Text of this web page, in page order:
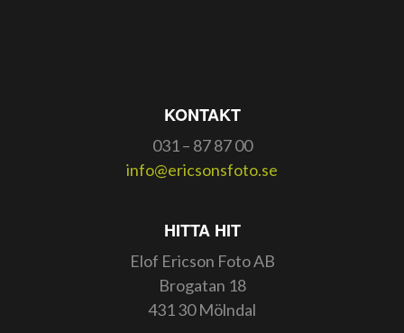
KONTAKT
031 – 87 87 00
info@ericsonsfoto.se
HITTA HIT
Elof Ericson Foto AB
Brogatan 18
431 30 Mölndal